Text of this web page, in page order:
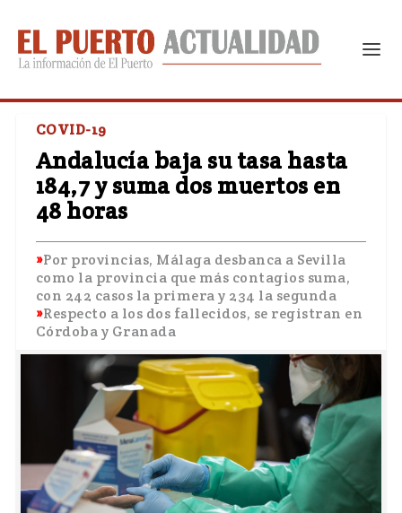
COVID-19
Andalucía baja su tasa hasta
184,7 y suma dos muertos en
48 horas
Por provincias, Málaga desbanca a Sevilla
como la provincia que más contagios suma,
con 242 casos la primera y 234 la segunda
Respecto a los dos fallecidos, se registran en
Córdoba y Granada